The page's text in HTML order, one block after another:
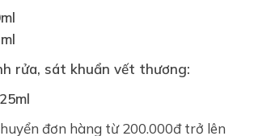
rửa, sát khuẩn vết thương:
đơn hàng từ 200.000đ trở lên